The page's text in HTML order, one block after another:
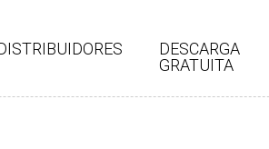
DESCARGA
GRATUITA